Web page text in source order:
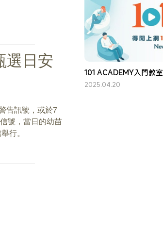
選日安
告訊號，或於7
號，當日的幼苗
行。
101 ACADEMY入門教室
2025.04.20